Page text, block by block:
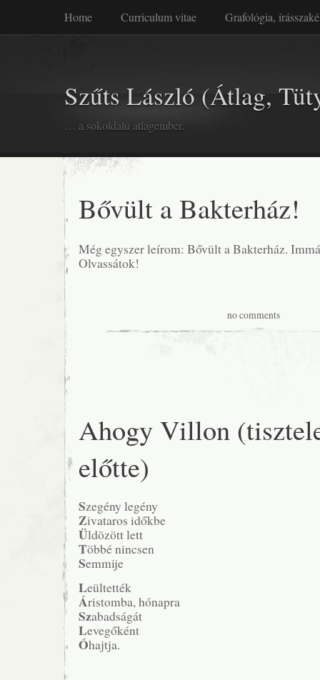
Home Curriculum vitae Grafológia,
… a sokoldalú átlagember.
Szűts László (Átlag,
Bővült a Bakterház!
Még egyszer leírom: Bővült a Bakterház.
Olvassátok!
no comments
Ahogy Villon
előtte)
Szegény legény
Zivataros időkbe
Üldözött lett
Többé nincsen
Semmije
Leültették
Áristomba, hónapra
Szabadságát
Levegőként
Óhajtja.